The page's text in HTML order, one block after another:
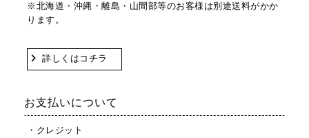
※北海道・沖縄・離島・山間部等のお客様は別途送料がかか
ります。
詳しくはコチラ
お支払いについて
・クレジット